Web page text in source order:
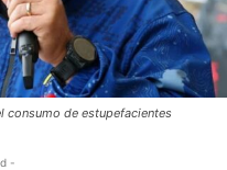
consumo de estupefacientes
-